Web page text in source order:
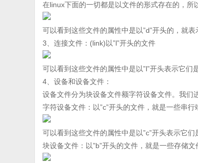
在linux下面的一切都是以文件的形式存在的，所
可以看到这些文件的属性中是以”d”开头的，就表
3、连接文件：(link)以”l”开头的文件
可以看到这些文件的属性中是以”l”开头表示它们
4、设备和设备文件：
设备文件分为块设备文件额字符设备文件。我们
字符设备文件：以”c”开头的文件，就是一些串
可以看到这些文件的属性中是以”c”开头表示它们
块设备文件：以”b”开头的文件，就是一些存储文